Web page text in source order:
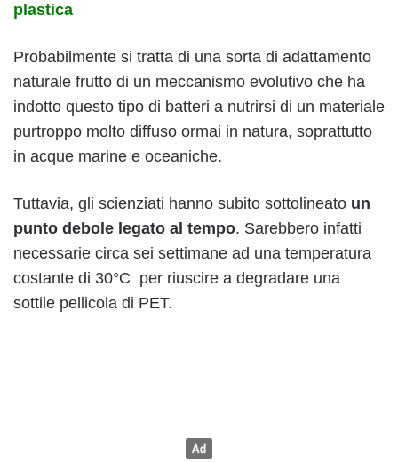
plastica
Probabilmente si tratta di una sorta di adattamento
naturale frutto di un meccanismo evolutivo che ha
indotto questo tipo di batteri a nutrirsi di un materiale
purtroppo molto diffuso ormai in natura, soprattutto
in acque marine e oceaniche.
Tuttavia, gli scienziati hanno subito sottolineato un
punto debole legato al tempo. Sarebbero infatti
necessarie circa sei settimane ad una temperatura
costante di 30°C per riuscire a degradare una
sottile pellicola di PET.